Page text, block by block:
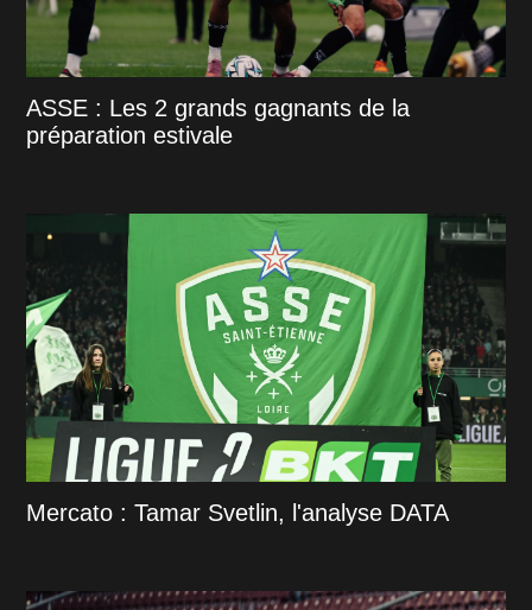
ASSE : Les 2 grands gagnants de la
préparation estivale
Mercato : Tamar Svetlin, l'analyse DATA